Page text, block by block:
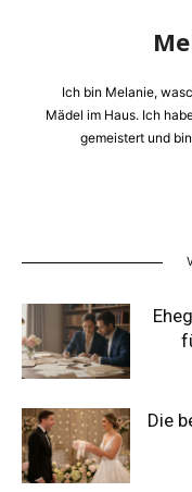
Ich bin Melanie,
Mädel im Haus. Ich
gemeistert und
Die